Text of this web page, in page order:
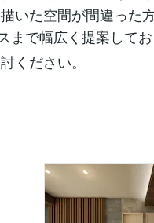
いた空間が間違った
まで幅広く提案してお
ください。